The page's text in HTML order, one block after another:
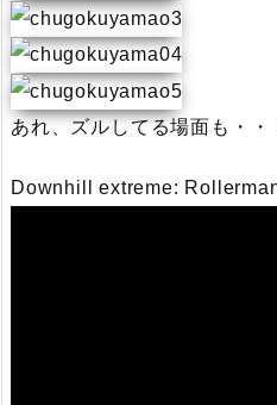
あれ、ズルしてる場面も・・
Downhill extreme: